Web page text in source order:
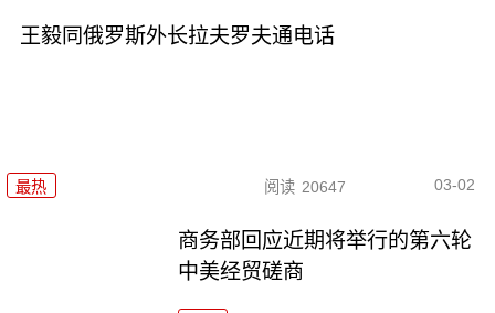
王毅同俄罗斯外长拉夫罗夫通电话
最热 阅读 20647 03-02
商务部回应近期将举行的第六轮
中美经贸磋商